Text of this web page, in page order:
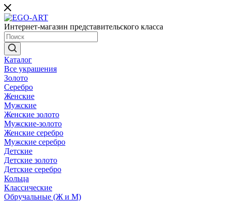
Интернет-магазин представительского класса
Каталог
Все украшения
Золото
Серебро
Женские
Мужские
Женские золото
Мужские-золото
Женские серебро
Мужские серебро
Детские
Детские золото
Детские серебро
Кольца
Классические
Обручальные (Ж и М)